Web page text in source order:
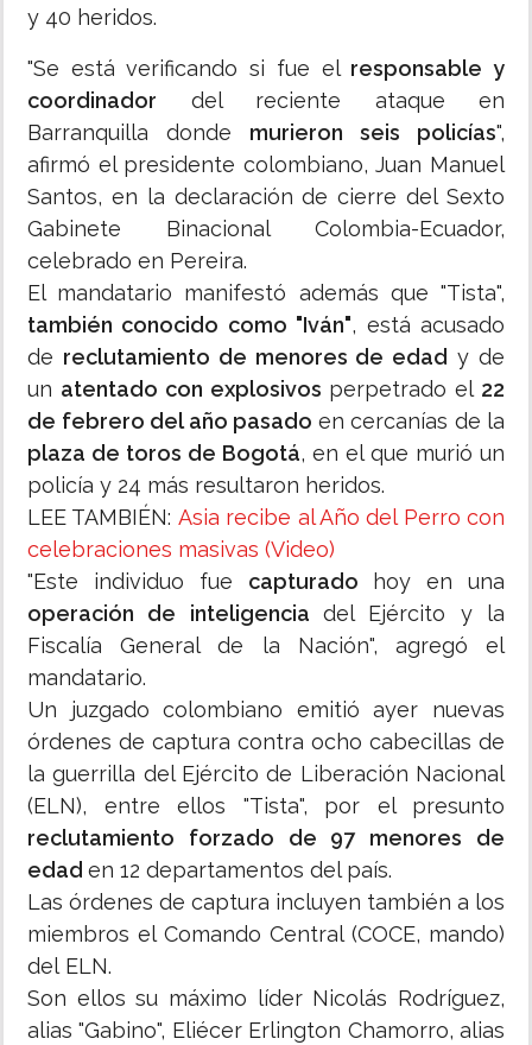
y 40 heridos.
"Se está verificando si fue el responsable y
coordinador del reciente ataque en
Barranquilla donde murieron seis policías",
afirmó el presidente colombiano, Juan Manuel
Santos, en la declaración de cierre del Sexto
Gabinete Binacional Colombia-Ecuador,
celebrado en Pereira.
El mandatario manifestó además que "Tista",
también conocido como "Iván", está acusado
de reclutamiento de menores de edad y de
un atentado con explosivos perpetrado el 22
de febrero del año pasado en cercanías de la
plaza de toros de Bogotá, en el que murió un
policía y 24 más resultaron heridos.
LEE TAMBIÉN: Asia recibe al Año del Perro con
celebraciones masivas (Video)
"Este individuo fue capturado
hoy en una
operación de inteligencia del Ejército y la
Fiscalía General de la Nación", agregó el
mandatario.
Un juzgado colombiano emitió ayer nuevas
órdenes de captura contra ocho cabecillas de
la guerrilla del Ejército de Liberación Nacional
(ELN), entre ellos "Tista", por el presunto
reclutamiento forzado de 97 menores de
edad en 12 departamentos del país.
Las órdenes de captura incluyen también a los
miembros el Comando Central (COCE, mando)
del ELN.
Son ellos su máximo líder Nicolás Rodríguez,
alias "Gabino", Eliécer Erlington Chamorro, alias